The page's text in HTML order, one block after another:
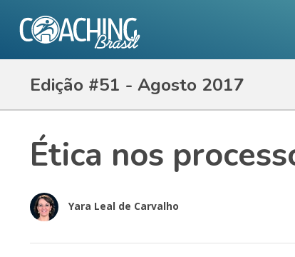
Edição #51 - Agosto 2017
Ética nos
Yara Leal de Carvalho